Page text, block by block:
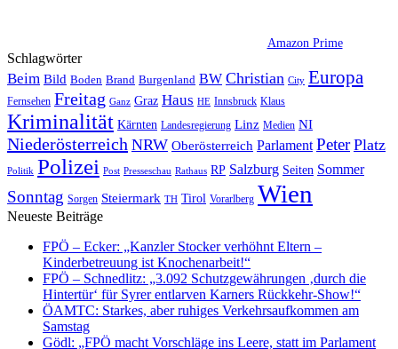
Amazon Prime
Schlagwörter
Beim Bild Boden Brand Burgenland BW Christian City Europa
Fernsehen Freitag Ganz Graz Haus HE Innsbruck Klaus
Kriminalität Kärnten Landesregierung Linz Medien NI
Niederösterreich NRW Oberösterreich Parlament Peter Platz
Politik Polizei Post Presseschau Rathaus RP Salzburg Seiten Sommer
Sonntag Sorgen Steiermark TH Tirol Vorarlberg Wien
Neueste Beiträge
FPÖ – Ecker: „Kanzler Stocker verhöhnt Eltern –
Kinderbetreuung ist Knochenarbeit!“
FPÖ – Schnedlitz: „3.092 Schutzgewährungen ‚durch die
Hintertür‘ für Syrer entlarven Karners Rückkehr-Show!“
ÖAMTC: Starkes, aber ruhiges Verkehrsaufkommen am
Samstag
Gödl: „FPÖ macht Vorschläge ins Leere, statt im Parlament